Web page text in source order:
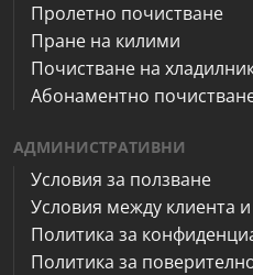
Пролетно почистване
Пране на килими
Почистване на
Абонаментно
АДМИНИСТРАТИВНИ
Условия за ползване
Условия между клиента
Политика за
Политика за